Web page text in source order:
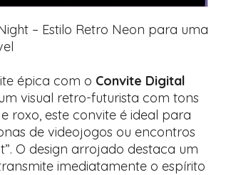
– Estilo Retro Neon para uma
épica com o Convite Digital
visual retro-futurista com tons
roxo, este convite é ideal para
de videojogos ou encontros
O design arrojado destaca um
imediatamente o espírito